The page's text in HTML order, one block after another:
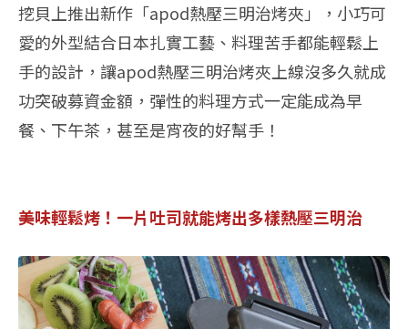
挖貝上推出新作「apod熱壓三明治烤夾」，小巧可
愛的外型結合日本扎實工藝、料理苦手都能輕鬆上
手的設計，讓apod熱壓三明治烤夾上線沒多久就成
功突破募資金額，彈性的料理方式一定能成為早
餐、下午茶，甚至是宵夜的好幫手！
美味輕鬆烤！一片吐司就能烤出多樣熱壓三明治